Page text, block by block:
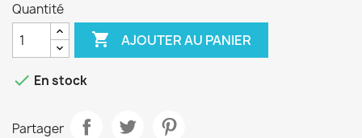
Quantité
 AJOUTER AU PANIER
 En stock
Partager